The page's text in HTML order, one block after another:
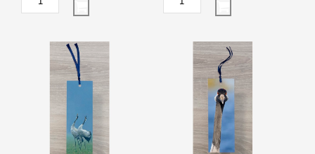
MENGE
MENGE